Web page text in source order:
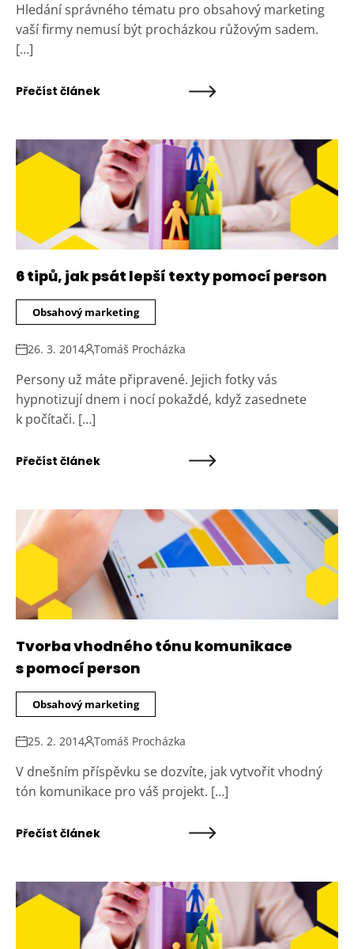
Hledání správného tématu pro obsahový marketing
vaší firmy nemusí být procházkou růžovým sadem.
[…]
Přečíst článek
6 tipů, jak psát lepší texty pomocí person
Obsahový marketing
26. 3. 2014 Tomáš Procházka
Persony už máte připravené. Jejich fotky vás
hypnotizují dnem i nocí pokaždé, když zasednete
k počítači. […]
Přečíst článek
Tvorba vhodného tónu komunikace
s pomocí person
Obsahový marketing
25. 2. 2014 Tomáš Procházka
V dnešním příspěvku se dozvíte, jak vytvořit vhodný
tón komunikace pro váš projekt. […]
Přečíst článek